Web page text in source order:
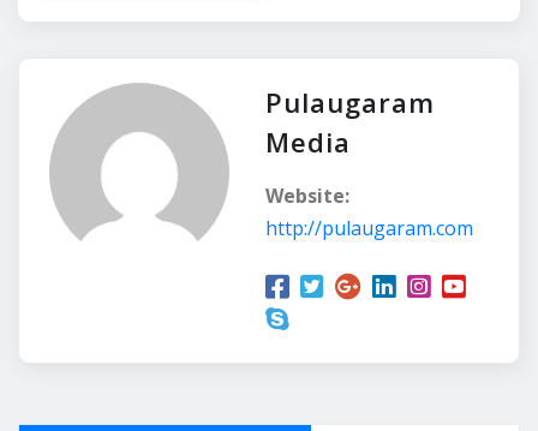
Pulaugaram
Media
Website:
http://pulaugaram.com